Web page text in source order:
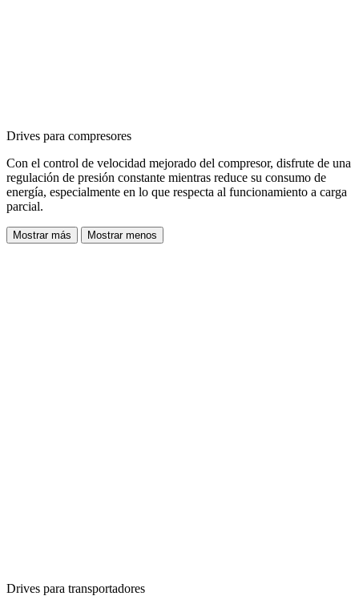
Drives para compresores
Con el control de velocidad mejorado del compresor, disfrute de una
regulación de presión constante mientras reduce su consumo de
energía, especialmente en lo que respecta al funcionamiento a carga
parcial.
Mostrar más Mostrar menos
Drives para transportadores